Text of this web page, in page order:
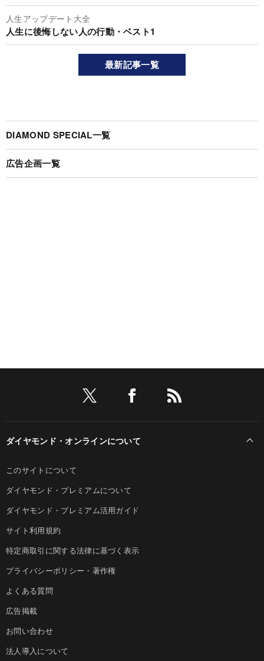
人生アップデート大全
人生に後悔しない人の行動・ベスト1
最新記事一覧
DIAMOND SPECIAL一覧
広告企画一覧
ダイヤモンド・オンラインについて
このサイトについて
ダイヤモンド・プレミアムについて
ダイヤモンド・プレミアム活用ガイド
サイト利用規約
特定商取引に関する法律に基づく表示
プライバシーポリシー・著作権
よくある質問
広告掲載
お問い合わせ
法人導入について